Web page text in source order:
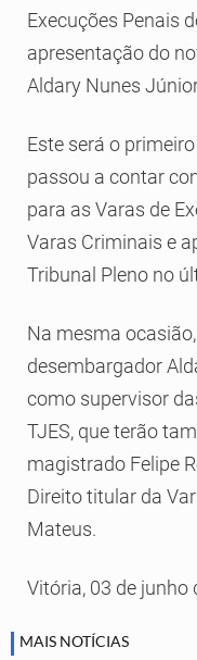
Execuções Penais
apresentação do
Aldary Nunes
Este será o
passou a contar
para as Varas de
Varas Criminais e
Tribunal Pleno no
Na mesma
desembargador
como supervisor
TJES, que terão
magistrado Felipe
Direito titular da
Mateus.
Vitória, 03 de junho
MAIS NOTÍCIAS